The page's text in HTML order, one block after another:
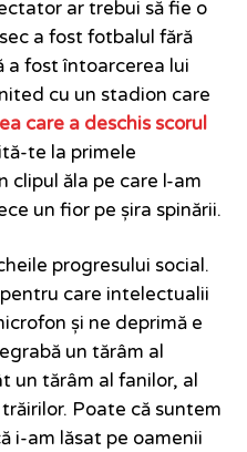
ar trebui să fie o
a fost fotbalul fără
a fost întoarcerea lui
cu un stadion care
care a deschis scorul
te la primele
clipul ăla pe care l-am
un fior pe șira spinării.
progresului social.
care intelectualii
și ne deprimă e
un tărâm al
un tărâm al fanilor, al
Poate că suntem
i-am lăsat pe oamenii